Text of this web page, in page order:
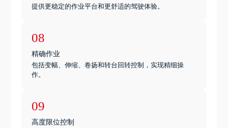
提供更稳定的作业平台和更舒适的驾驶体验。
08
精确作业
包括变幅、伸缩、卷扬和转台回转控制，实现精细操
作。
09
高度限位控制